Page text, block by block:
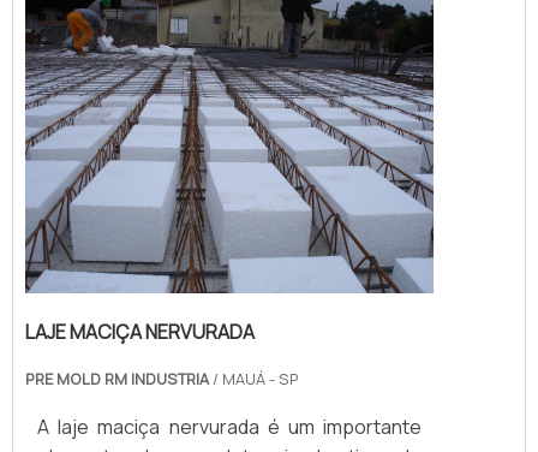
LAJE MACIÇA NERVURADA
PRE MOLD RM INDUSTRIA / MAUÁ - SP
A laje maciça nervurada é um importante